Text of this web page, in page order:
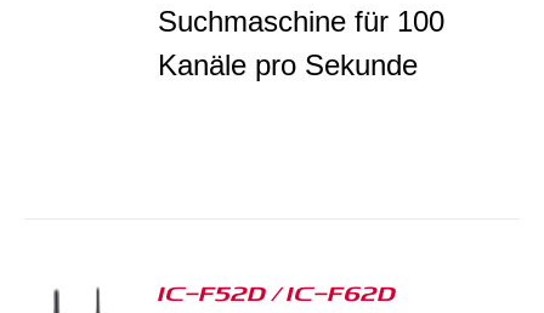
Suchmaschine für 100
Kanäle pro Sekunde
IC-F52D / IC-F62D